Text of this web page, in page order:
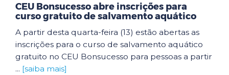
CEU Bonsucesso abre inscrições para
curso gratuito de salvamento aquático
A partir desta quarta-feira (13) estão abertas as
inscrições para o curso de salvamento aquático
gratuito no CEU Bonsucesso para pessoas a partir
... [saiba mais]